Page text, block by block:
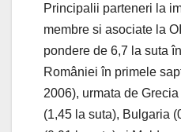
Principalii parteneri la
membre si asociate la
pondere de 6,7 la suta
României în primele
2006), urmata de
(1,45 la suta), Bulgaria